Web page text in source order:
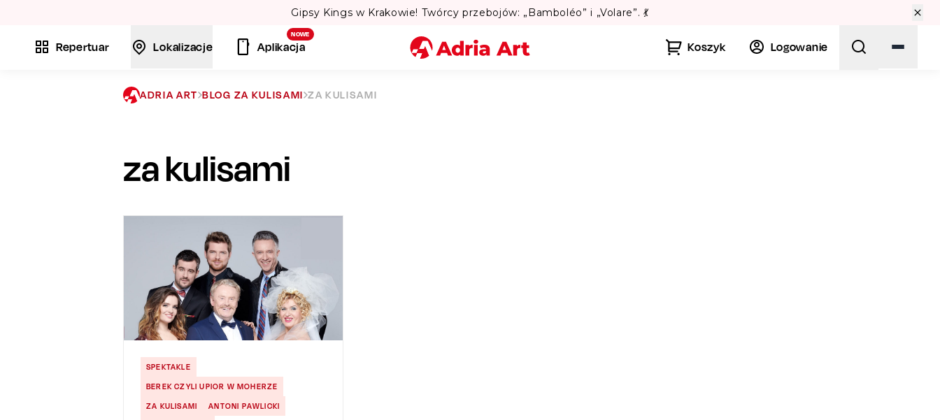
Lato w Warszawie? Sprawdź Teatralne Lato w Pałacu Kultury! 🏛️
Repertuar Lokalizacje
NOWE
Aplikacja Koszyk Logowanie
ADRIA ART BLOG ZA KULISAMI ZA KULISAMI
za kulisami
SPEKTAKLE
BEREK CZYLI UPIOR W MOHERZE
ZA KULISAMI
ANTONI PAWLICKI